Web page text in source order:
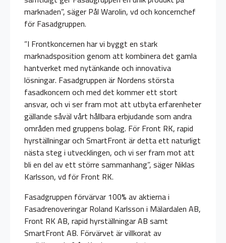
marknaden”, säger Pål Warolin, vd och koncernchef
för Fasadgruppen.
”I Frontkoncernen har vi byggt en stark
marknadsposition genom att kombinera det gamla
hantverket med nytänkande och innovativa
lösningar. Fasadgruppen är Nordens största
fasadkoncern och med det kommer ett stort
ansvar, och vi ser fram mot att utbyta erfarenheter
gällande såväl vårt hållbara erbjudande som andra
områden med gruppens bolag. För Front RK, rapid
hyrställningar och SmartFront är detta ett naturligt
nästa steg i utvecklingen, och vi ser fram mot att
bli en del av ett större sammanhang”, säger Niklas
Karlsson, vd för Front RK.
Fasadgruppen förvärvar 100% av aktierna i
Fasadrenoveringar Roland Karlsson i Mälardalen AB,
Front RK AB, rapid hyrställningar AB samt
SmartFront AB. Förvärvet är villkorat av